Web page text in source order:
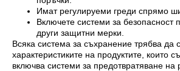
Имат регулируеми греди спрямо
Включете системи за безопасност
други защитни мерки.
Всяка система за съхранение трябва да
характеристиките на продуктите, които
включва системи за предотвратяване на